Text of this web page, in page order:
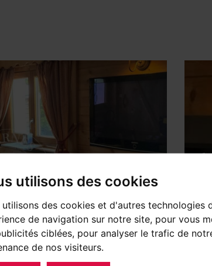
utilisons des cookies
utilisons des cookies et d'autres technologies
de navigation sur notre site, pour vous
ciblées, pour analyser le trafic de
de nos visiteurs.